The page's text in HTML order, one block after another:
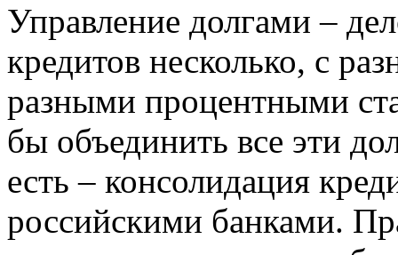
Управление долгами –
кредитов несколько, с
разными процентными
бы объединить все эти
есть – консолидация
российскими банками.